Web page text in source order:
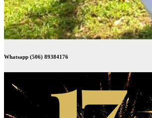
Whatsapp (506) 89384176